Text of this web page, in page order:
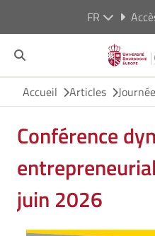
FR
Accueil Articles
Conférence
juin 2026